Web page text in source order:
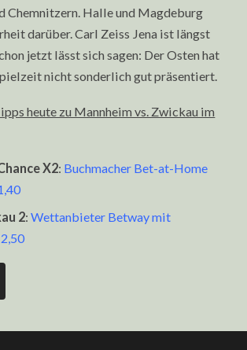
Chemnitzern. Halle und Magdeburg
darüber. Carl Zeiss Jena ist längst
jetzt lässt sich sagen: Der Osten hat
nicht sonderlich gut präsentiert.
heute zu Mannheim vs. Zwickau im
X2: Buchmacher Bet-at-Home
2: Wettanbieter Betway mit